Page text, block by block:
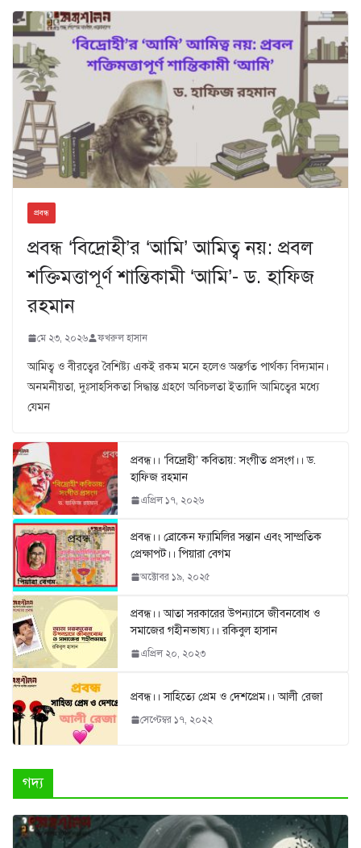
প্রবন্ধ
প্রবন্ধ ‘বিদ্রোহী’র ‘আমি’ আমিত্ব নয়: প্রবল
শক্তিমত্তাপূর্ণ শান্তিকামী ‘আমি’- ড. হাফিজ
রহমান
মে ২৩, ২০২৬ ফখরুল হাসান
আমিত্ব ও বীরত্বের বৈশিষ্ট্য একই রকম মনে হলেও অন্তর্গত পার্থক্য বিদ্যমান।
অনমনীয়তা, দুঃসাহসিকতা সিদ্ধান্ত গ্রহণে অবিচলতা ইত্যাদি আমিত্বের মধ্যে
যেমন
প্রবন্ধ।। ‘বিদ্রোহী’ কবিতায়: সংগীত প্রসংগ।। ড.
হাফিজ রহমান
এপ্রিল ১৭, ২০২৬
প্রবন্ধ।। ব্রোকেন ফ্যামিলির সন্তান এবং সাম্প্রতিক
প্রেক্ষাপট।। পিয়ারা বেগম
অক্টোবর ১৯, ২০২৫
প্রবন্ধ।। আতা সরকারের উপন্যাসে জীবনবোধ ও
সমাজের গহীনভাষ্য।। রকিবুল হাসান
এপ্রিল ২০, ২০২৩
প্রবন্ধ।। সাহিত্যে প্রেম ও দেশপ্রেম।। আলী রেজা
সেপ্টেম্বর ১৭, ২০২২
গদ্য